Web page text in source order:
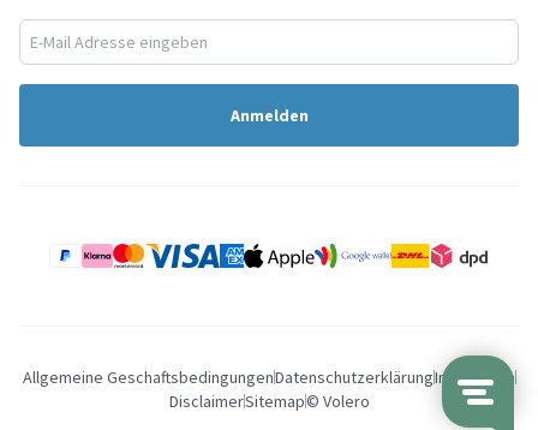
Anmelden
Allgemeine GeschaftsbedingungenDatenschutzerklärungImpressum
DisclaimerSitemap© Volero